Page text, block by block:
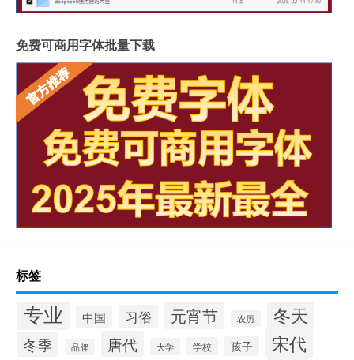
免费可商用字体批量下载
标签
专业 中国 习俗 元宵节 农历 冬天
冬季 品牌 唐代 大学 学校 孩子 宋代